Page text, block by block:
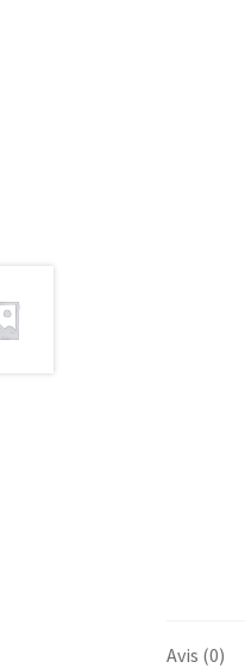
Avis (0)